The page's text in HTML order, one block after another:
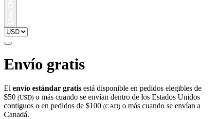
Envío gratis
El envío estándar gratis está disponible en pedidos elegibles de
$50 (USD) o más cuando se envían dentro de los Estados Unidos
contiguos o en pedidos de $100 (CAD) o más cuando se envían a
Canadá.